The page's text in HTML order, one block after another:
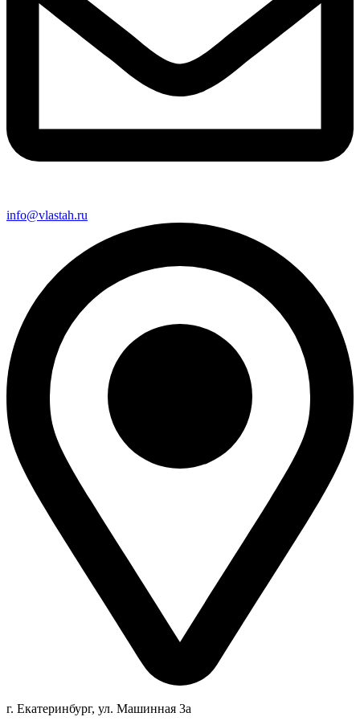
info@vlastah.ru
г. Екатеринбург, ул. Машинная 3а